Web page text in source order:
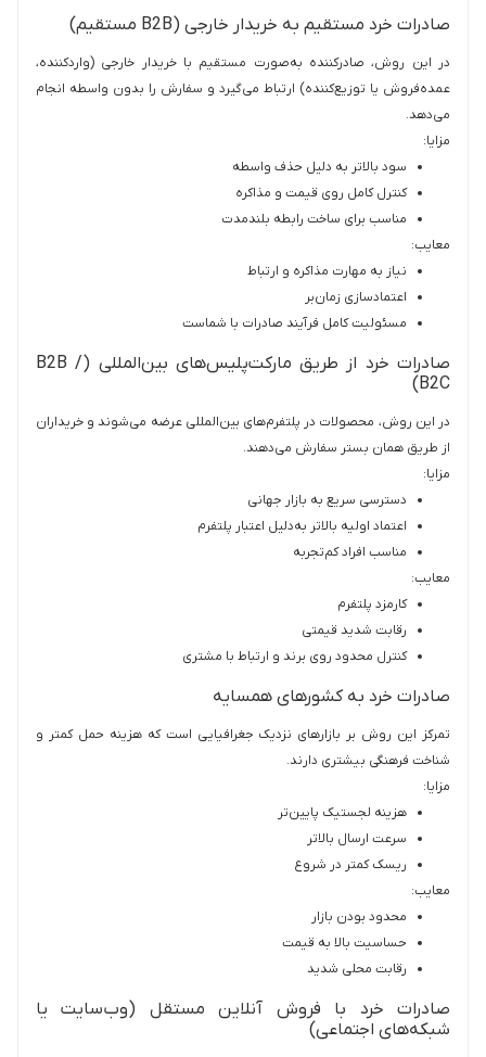
صادرات خرد مستقیم به خریدار خارجی (B2B مستقیم)
در این روش، صادرکننده به‌صورت مستقیم با خریدار خارجی (واردکننده،
عمده‌فروش یا توزیع‌کننده) ارتباط می‌گیرد و سفارش را بدون واسطه انجام
می‌دهد.
مزایا:
سود بالاتر به دلیل حذف واسطه
کنترل کامل روی قیمت و مذاکره
مناسب برای ساخت رابطه بلندمدت
معایب:
نیاز به مهارت مذاکره و ارتباط
اعتمادسازی زمان‌بر
مسئولیت کامل فرآیند صادرات با شماست
صادرات خرد از طریق مارکت‌پلیس‌های بین‌المللی (B2B /
B2C)
در این روش، محصولات در پلتفرم‌های بین‌المللی عرضه می‌شوند و خریداران
از طریق همان بستر سفارش می‌دهند.
مزایا:
دسترسی سریع به بازار جهانی
اعتماد اولیه بالاتر به‌دلیل اعتبار پلتفرم
مناسب افراد کم‌تجربه
معایب:
کارمزد پلتفرم
رقابت شدید قیمتی
کنترل محدود روی برند و ارتباط با مشتری
صادرات خرد به کشورهای همسایه
تمرکز این روش بر بازارهای نزدیک جغرافیایی است که هزینه حمل کمتر و
شناخت فرهنگی بیشتری دارند.
مزایا:
هزینه لجستیک پایین‌تر
سرعت ارسال بالاتر
ریسک کمتر در شروع
معایب:
محدود بودن بازار
حساسیت بالا به قیمت
رقابت محلی شدید
صادرات خرد با فروش آنلاین مستقل (وب‌سایت یا
شبکه‌های اجتماعی)